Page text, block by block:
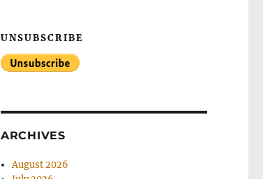
UNSUBSCRIBE
ARCHIVES
August 2026